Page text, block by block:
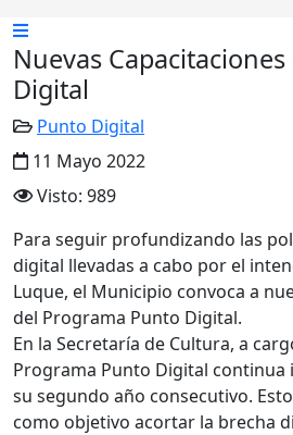
Nuevas
Digital
Punto Digital
11 Mayo 2022
Visto: 989
Para seguir profundizando las
digital llevadas a cabo por el
Luque, el Municipio convoca a
del Programa Punto Digital.
En la Secretaría de Cultura, a
Programa Punto Digital continua
su segundo año consecutivo.
como objetivo acortar la brecha